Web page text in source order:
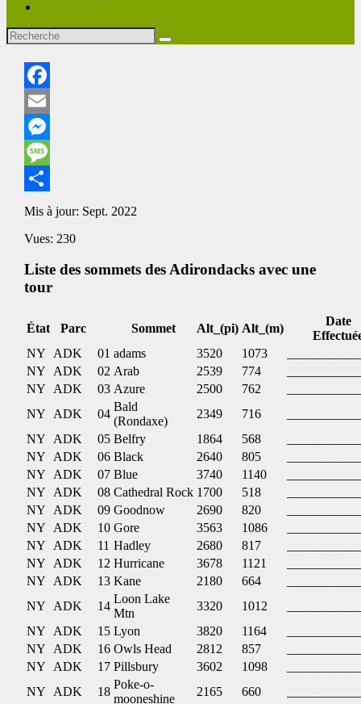
Facebook
Email
Messenger
Message
Share
Mis à jour: Sept. 2022
Vues: 230
Liste des sommets des Adirondacks avec une
tour
État Parc Sommet Alt_(pi) Alt_(m)
Date
NY
ADK 01 adams 3520 1073
NY
ADK 02 Arab 2539 774
NY
ADK 03 Azure 2500 762
NY
ADK 04
Bald
(Rondaxe)
2349 716
NY
ADK 05 Belfry 1864 568
NY
ADK 06 Black 2640 805
NY
ADK 07 Blue 3740 1140
NY
ADK 08 Cathedral Rock 1700 518
NY
ADK 09 Goodnow 2690 820
NY
ADK 10 Gore 3563 1086
NY
ADK 11 Hadley 2680 817
NY
ADK 12 Hurricane 3678 1121
NY
ADK 13 Kane 2180 664
NY
ADK 14
Loon Lake
Mtn
3320 1012
NY
ADK 15 Lyon 3820 1164
NY
ADK 16 Owls Head 2812 857
NY
ADK 17 Pillsbury 3602 1098
NY
ADK 18
Poke-o-
mooneshine
2165 660